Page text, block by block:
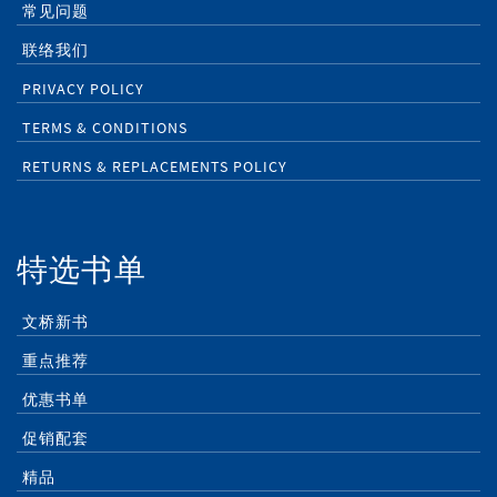
常见问题
联络我们
PRIVACY POLICY
TERMS & CONDITIONS
RETURNS & REPLACEMENTS POLICY
特选书单
文桥新书
重点推荐
优惠书单
促销配套
精品